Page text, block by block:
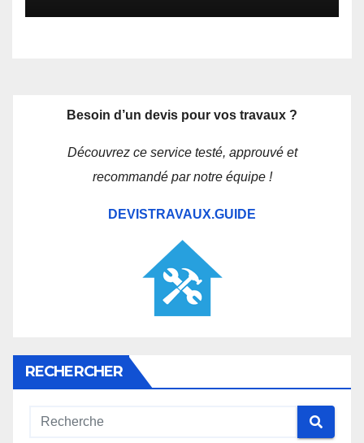
Besoin d’un devis pour vos travaux ?
Découvrez ce service testé, approuvé et
recommandé par notre équipe !
DEVISTRAVAUX.GUIDE
RECHERCHER